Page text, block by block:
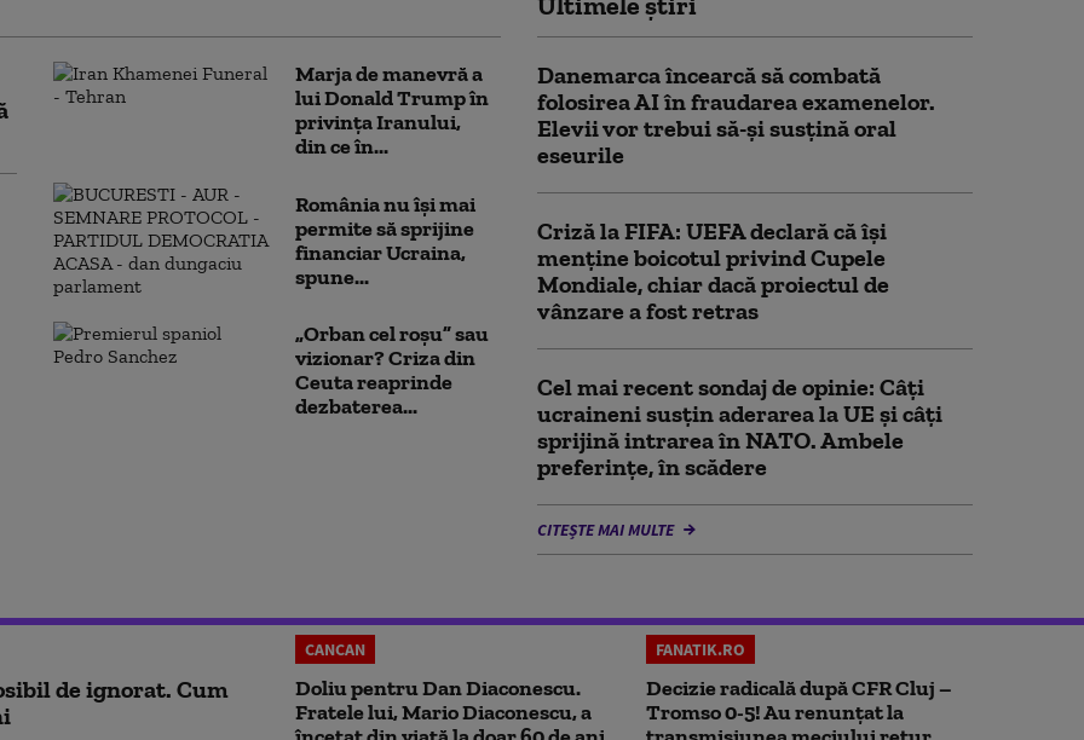
Marja de manevră a
lui Donald Trump în
privința Iranului,
din ce în...
România nu își mai
permite să sprijine
financiar Ucraina,
spune...
„Orban cel roșu” sau
vizionar? Criza din
Ceuta reaprinde
dezbaterea...
Danemarca încearcă să combată
folosirea AI în fraudarea examenelor.
Elevii vor trebui să-şi susţină oral
eseurile
Criză la FIFA: UEFA declară că îşi
menţine boicotul privind Cupele
Mondiale, chiar dacă proiectul de
vânzare a fost retras
Cel mai recent sondaj de opinie: Câți
ucraineni susțin aderarea la UE și câți
sprijină intrarea în NATO. Ambele
preferințe, în scădere
CITEȘTE MAI MULTE
de ignorat. Cum
CANCAN
Doliu pentru Dan Diaconescu.
Fratele lui, Mario Diaconescu, a
FANATIK.RO
Decizie radicală după CFR Cluj –
Tromso 0-5! Au renunțat la